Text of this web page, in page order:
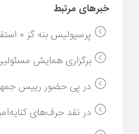
خبر‌های مرتبط
پرسپولیس بنه گز ٠ استقلال رامهرمز ٠ /به روایت دورب...
برگزاری همایش
در پی حضور رییس
در نقد حرف‌های